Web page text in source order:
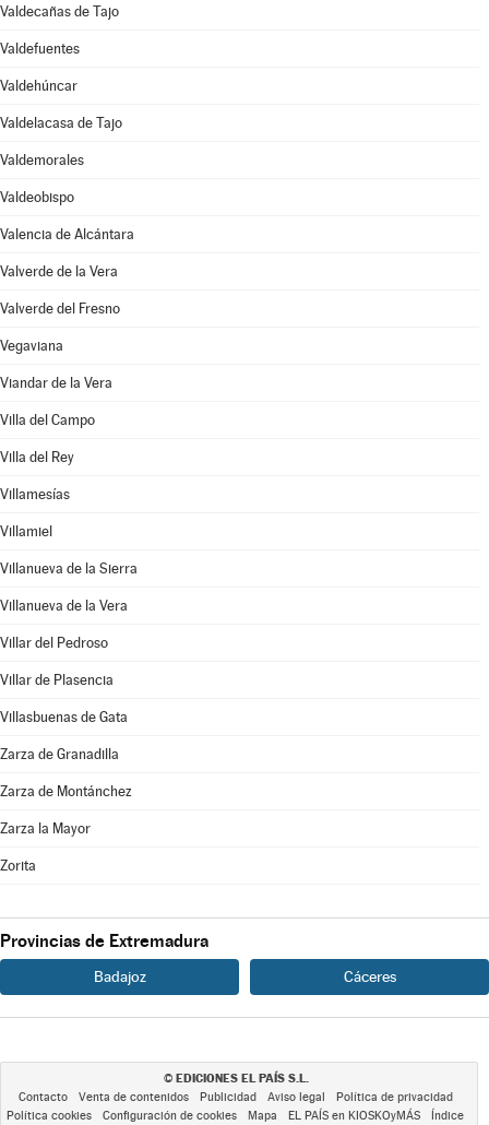
Valdecañas de Tajo
Valdefuentes
Valdehúncar
Valdelacasa de Tajo
Valdemorales
Valdeobispo
Valencia de Alcántara
Valverde de la Vera
Valverde del Fresno
Vegaviana
Viandar de la Vera
Villa del Campo
Villa del Rey
Villamesías
Villamiel
Villanueva de la Sierra
Villanueva de la Vera
Villar del Pedroso
Villar de Plasencia
Villasbuenas de Gata
Zarza de Granadilla
Zarza de Montánchez
Zarza la Mayor
Zorita
Provincias de Extremadura
Badajoz Cáceres
© EDICIONES EL PAÍS S.L.
Contacto Venta de contenidos Publicidad Aviso legal
Política de privacidad
Política cookies
Configuración de cookies Mapa EL PAÍS en KIOSKOyMÁS Índice